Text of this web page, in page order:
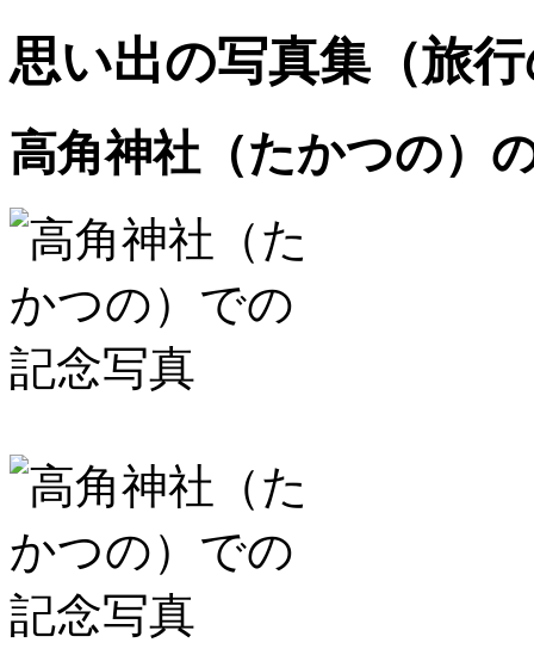
思い出の写真集（旅
高角神社（たかつの）